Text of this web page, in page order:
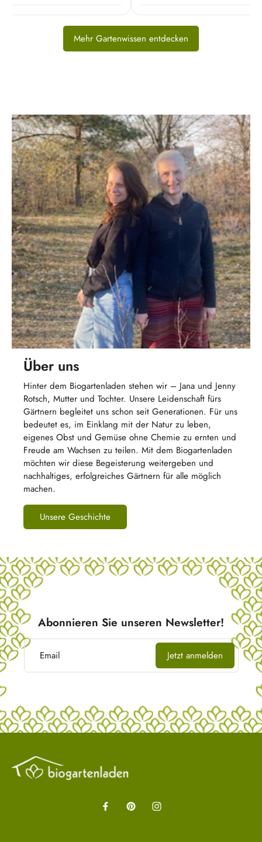
Mehr Gartenwissen entdecken
Über uns
Hinter dem Biogartenladen stehen wir – Jana und Jenny
Rotsch, Mutter und Tochter. Unsere Leidenschaft fürs
Gärtnern begleitet uns schon seit Generationen. Für uns
bedeutet es, im Einklang mit der Natur zu leben,
eigenes Obst und Gemüse ohne Chemie zu ernten und
Freude am Wachsen zu teilen. Mit dem Biogartenladen
möchten wir diese Begeisterung weitergeben und
nachhaltiges, erfolgreiches Gärtnern für alle möglich
machen.
Unsere Geschichte
Abonnieren Sie unseren Newsletter!
Email Jetzt anmelden